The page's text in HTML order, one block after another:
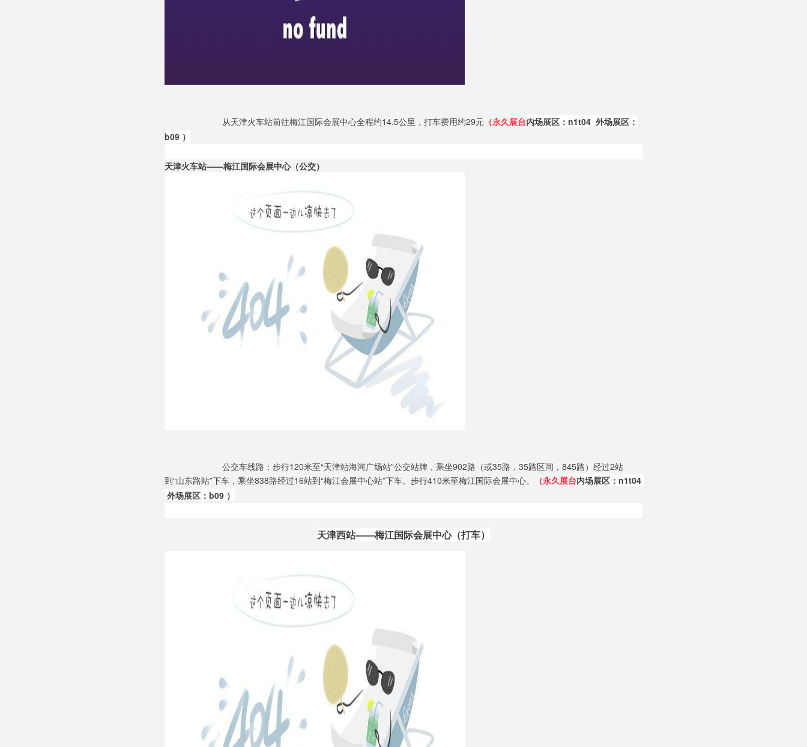
从天津火车站前往梅江国际会展中心全程约14.5公里，打车费用约29元 （永久展台内场展区：n1t04 外场展区 ：
b09 ）
天津火车站——梅江国际会展中心（公交）
公交车线路：步行120米至“天津站海河广场站”公交站牌，乘坐902路（或35路，35路区间，845路）经过2站
到“山东路站”下车，乘坐838路经过16站到“梅江会展中心站”下车。步行410米至梅江国际会展中心。
（永久展台内场展区：n1t04
外场展区 ：b09 ）
天津西站——梅江国际会展中心（打车）